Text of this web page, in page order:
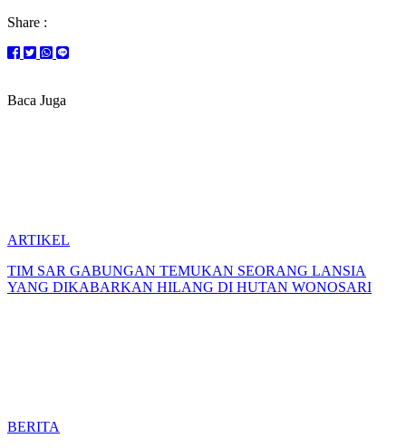
Share :
Baca Juga
ARTIKEL
TIM SAR GABUNGAN TEMUKAN SEORANG LANSIA
YANG DIKABARKAN HILANG DI HUTAN WONOSARI
BERITA